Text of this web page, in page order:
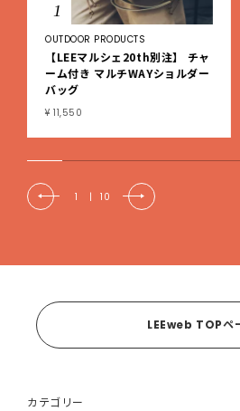
1
OUTDOOR PRODUCTS
【LEEマルシェ20th別注】 チャ
ーム付き マルチWAYショルダー
バッグ
¥ 11,550
1 | 10
LEEweb TOPペ
カテゴリー